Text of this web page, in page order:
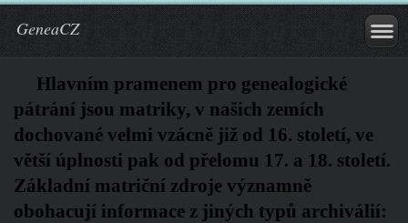
GeneaCZ
Hlavním pramenem pro genealogické
pátrání jsou matriky, v našich zemích
dochované velmi vzácně již od 16. století, ve
větší úplnosti pak od přelomu 17. a 18. století.
Základní matriční zdroje významně
obohacují informace z jiných typů archiválií: